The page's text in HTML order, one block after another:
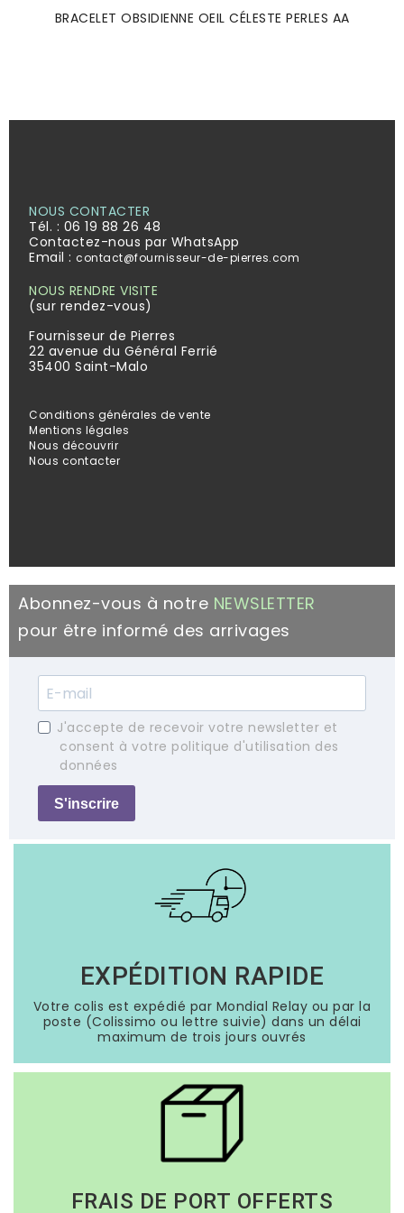
BRACELET OBSIDIENNE OEIL CÉLESTE PERLES AA
NOUS CONTACTER
Tél. : 06 19 88 26 48
Contactez-nous par WhatsApp
Email : contact@fournisseur-de-pierres.com
NOUS RENDRE VISITE
(sur rendez-vous)
Fournisseur de Pierres
22 avenue du Général Ferrié
35400 Saint-Malo
Conditions générales de vente
Mentions légales
Nous découvrir
Nous contacter
Abonnez-vous à notre NEWSLETTER
pour être informé des arrivages
J'accepte de recevoir votre newsletter et
consent à votre politique d'utilisation des
données
S'inscrire
EXPÉDITION RAPIDE
Votre colis est expédié par Mondial Relay ou par la
poste (Colissimo ou lettre suivie) dans un délai
maximum de trois jours ouvrés
FRAIS DE PORT OFFERTS